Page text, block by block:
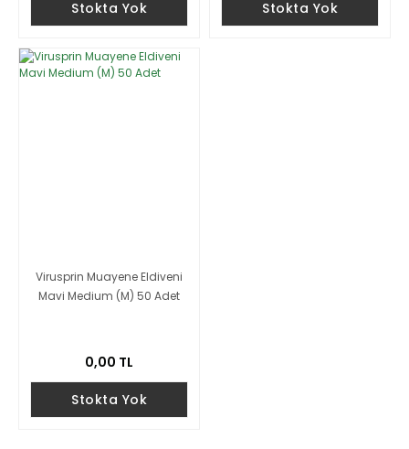
Stokta Yok Stokta Yok
Virusprin Muayene Eldiveni
Mavi Medium (M) 50 Adet
0,00 TL
Stokta Yok